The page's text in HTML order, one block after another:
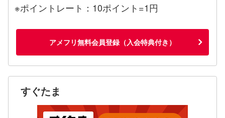
※ポイントレート：10ポイント=1円
アメフリ無料会員登録（入会特典付き）
すぐたま